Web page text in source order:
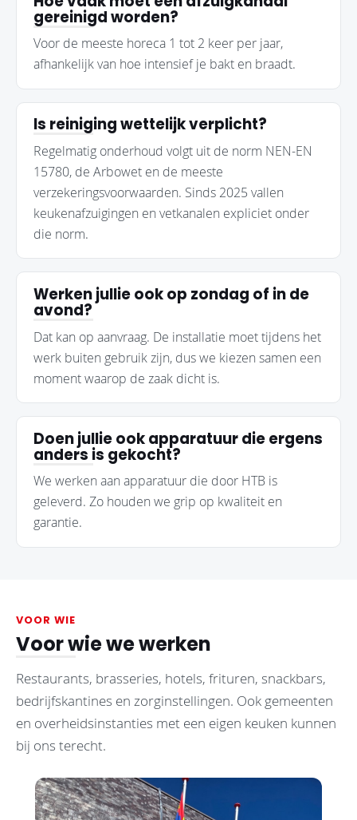
gereinigd worden?
Voor de meeste horeca 1 tot 2 keer per jaar,
afhankelijk van hoe intensief je bakt en braadt.
Is reiniging wettelijk verplicht?
Regelmatig onderhoud volgt uit de norm NEN-EN
15780, de Arbowet en de meeste
verzekeringsvoorwaarden. Sinds 2025 vallen
keukenafzuigingen en vetkanalen expliciet onder
die norm.
Werken jullie ook op zondag of in de
avond?
Dat kan op aanvraag. De installatie moet tijdens het
werk buiten gebruik zijn, dus we kiezen samen een
moment waarop de zaak dicht is.
Doen jullie ook apparatuur die ergens
anders is gekocht?
We werken aan apparatuur die door HTB is
geleverd. Zo houden we grip op kwaliteit en
garantie.
VOOR WIE
Voor wie we werken
Restaurants, brasseries, hotels, frituren, snackbars,
bedrijfskantines en zorginstellingen. Ook gemeenten
en overheidsinstanties met een eigen keuken kunnen
bij ons terecht.